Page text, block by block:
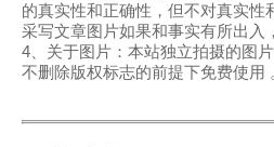
的真实性和正确性，但不对真实性
采写文章图片如果和事实有所出入
4、关于图片：本站独立拍摄的图
不删除版权标志的前提下免费使用